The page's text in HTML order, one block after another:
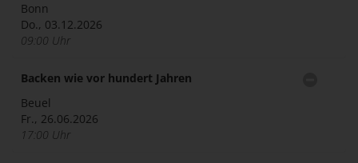
Bonn
Do., 03.12.2026
09:00 Uhr
Backen wie vor hundert Jahren
Beuel
Fr., 26.06.2026
17:00 Uhr